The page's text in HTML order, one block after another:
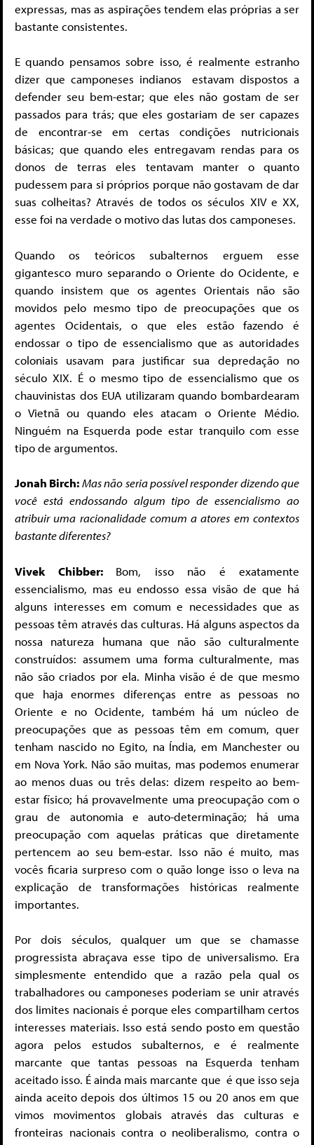
expressas, mas as aspirações tendem elas próprias a ser
bastante consistentes.
E quando pensamos sobre isso, é realmente estranho
dizer que camponeses indianos estavam dispostos a
defender seu bem-estar; que eles não gostam de ser
passados para trás; que eles gostariam de ser capazes
de encontrar-se em certas condições nutricionais
básicas; que quando eles entregavam rendas para os
donos de terras eles tentavam manter o quanto
pudessem para si próprios porque não gostavam de dar
suas colheitas? Através de todos os séculos XIV e XX,
esse foi na verdade o motivo das lutas dos camponeses.
Quando os teóricos subalternos erguem esse
gigantesco muro separando o Oriente do Ocidente, e
quando insistem que os agentes Orientais não são
movidos pelo mesmo tipo de preocupações que os
agentes Ocidentais, o que eles estão fazendo é
endossar o tipo de essencialismo que as autoridades
coloniais usavam para justificar sua depredação no
século XIX. É o mesmo tipo de essencialismo que os
chauvinistas dos EUA utilizaram quando bombardearam
o Vietnã ou quando eles atacam o Oriente Médio.
Ninguém na Esquerda pode estar tranquilo com esse
tipo de argumentos.
Jonah Birch:Mas não seria possível responder dizendo que
você está endossando algum tipo de essencialismo ao
atribuir uma racionalidade comum a atores em contextos
bastante diferentes?
Vivek Chibber: Bom, isso não é exatamente
essencialismo, mas eu endosso essa visão de que há
alguns interesses em comum e necessidades que as
pessoas têm através das culturas. Há alguns aspectos da
nossa natureza humana que não são culturalmente
construídos: assumem uma forma culturalmente, mas
não são criados por ela. Minha visão é de que mesmo
que haja enormes diferenças entre as pessoas no
Oriente e no Ocidente, também há um núcleo de
preocupações que as pessoas têm em comum, quer
tenham nascido no Egito, na Índia, em Manchester ou
em Nova York. Não são muitas, mas podemos enumerar
ao menos duas ou três delas: dizem respeito ao bem-
estar físico; há provavelmente uma preocupação com o
grau de autonomia e auto-determinação; há uma
preocupação com aquelas práticas que diretamente
pertencem ao seu bem-estar. Isso não é muito, mas
vocês ficaria surpreso com o quão longe isso o leva na
explicação de transformações históricas realmente
importantes.
Por dois séculos, qualquer um que se chamasse
progressista abraçava esse tipo de universalismo. Era
simplesmente entendido que a razão pela qual os
trabalhadores ou camponeses poderiam se unir através
dos limites nacionais é porque eles compartilham certos
interesses materiais. Isso está sendo posto em questão
agora pelos estudos subalternos, e é realmente
marcante que tantas pessoas na Esquerda tenham
aceitado isso. É ainda mais marcante que é que isso seja
ainda aceito depois dos últimos 15 ou 20 anos em que
vimos movimentos globais através das culturas e
fronteiras nacionais contra o neoliberalismo, contra o